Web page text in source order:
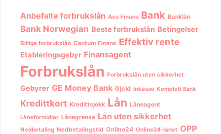
Anbefalte forbrukslån Axo Finans Bank Banklån
Bank Norwegian Beste forbrukslån Betingelser
Billige forbrukslån Centum Finans Effektiv rente
Etableringsgebyr Finansagent
Forbrukslån Forbrukslån uten sikkerhet
Gebyrer GE Money Bank Gjeld Inkasso Komplett Bank
Kredittkort Kredittsjekk Lån Låneagent
Låneformidler Lånegrense Lån uten sikkerhet
Nedbetaling Nedbetalingstid Online24 Online24-lånet OPP